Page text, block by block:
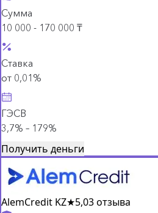
Сумма
10 000 - 170 000 ₸
Ставка
от 0,01%
ГЭСВ
3,7% – 179%
Получить деньги
AlemCredit KZ★5,03 отзыва